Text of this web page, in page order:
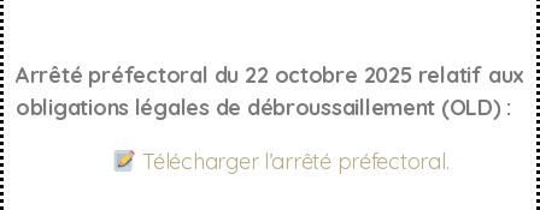
Arrêté préfectoral du 22 octobre 2025 relatif aux
obligations légales de débroussaillement (OLD) :
Télécharger l’arrêté préfectoral.